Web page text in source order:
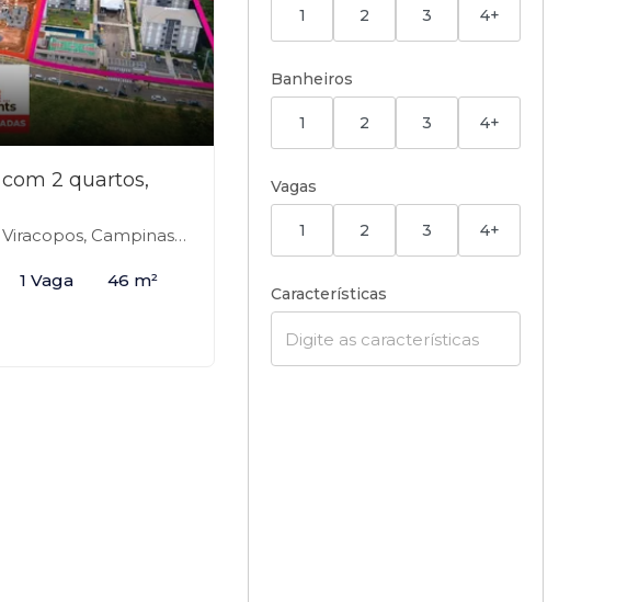
2 quartos,
Campinas-SP
1 Vaga 46 m²
1 2 3 4+
Banheiros
1 2 3 4+
Vagas
1 2 3 4+
Características